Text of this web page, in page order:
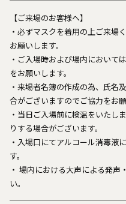
【ご来場のお客様へ】
・必ずマスクを着用の上ご来場
お願いします。
・ご入場時および場内において
をお願いします。
・来場者名簿の作成の為、氏名
合がございますのでご協力をお願
・当日ご入場前に検温をいたし
りする場合がございます。
・入場口にてアルコール消毒液
す。
・ 場内における大声による発
い。